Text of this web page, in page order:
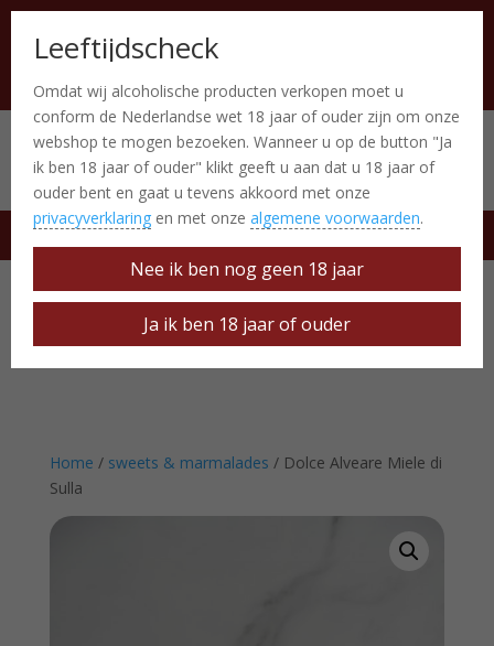
Italiaanse producten 0 Items
free delivery at € 50
Home / sweets & marmalades / Dolce Alveare Miele di
Sulla
Leeftijdscheck
Omdat wij alcoholische producten verkopen moet u
conform de Nederlandse wet 18 jaar of ouder zijn om onze
webshop te mogen bezoeken. Wanneer u op de button "Ja
ik ben 18 jaar of ouder" klikt geeft u aan dat u 18 jaar of
ouder bent en gaat u tevens akkoord met onze
privacyverklaring en met onze algemene voorwaarden.
Nee ik ben nog geen 18 jaar
Ja ik ben 18 jaar of ouder